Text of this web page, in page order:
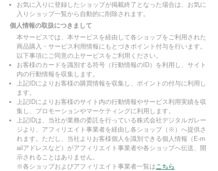
お気に入りに登録したショップが掲載終了となった場合は、お気に
入りショップ一覧から自動的に削除されます。
個人情報の取扱につきまして
本サービスでは、本サービスを経由して各ショップをご利用された
商品購入・サービス利用情報にもとづきポイント付与を行います。
以下事項にご同意の上サービスをご利用ください。
お客様のカードを識別する符号（行動情報のID）を利用し、サイト
内の行動情報を収集します。
上記IDによりお客様の購買情報を収集し、ポイントの付与に利用し
ます。
上記IDによりお客様のサイト内の行動情報やサービス利用実績を収
集し、プロモーションやマーケティングに利用します。
上記IDは、当社が業務の委託を行っている株式会社デジタルガレー
ジより、アフィリエイト事業者を経由し各ショップ（※）へ提供さ
れます。ただし、当社よりお客様個人を識別できる個人情報（E-m
ailアドレスなど）がアフィリエイト事業者や各ショップへ伝送、開
示されることはありません。
※各ショップおよびアフィリエイト事業者一覧はこちら